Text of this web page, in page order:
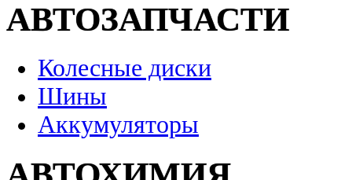
АВТОЗАПЧАСТИ
Колесные диски
Шины
Аккумуляторы